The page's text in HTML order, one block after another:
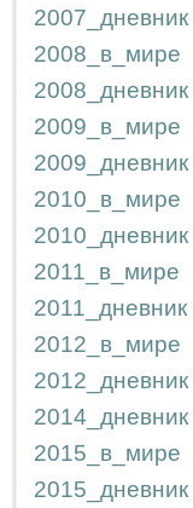
2007_дневник
2008_в_мире
2008_дневник
2009_в_мире
2009_дневник
2010_в_мире
2010_дневник
2011_в_мире
2011_дневник
2012_в_мире
2012_дневник
2014_дневник
2015_в_мире
2015_дневник